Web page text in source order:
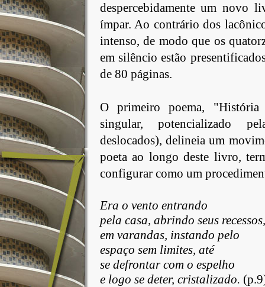
despercebidamente um novo
ímpar. Ao contrário dos
intenso, de modo que os
em silêncio estão
de 80 páginas.
O primeiro poema,
singular, potencializado
deslocados), delineia um
poeta ao longo deste livro,
configurar como um
Era o vento entrando
pela casa, abrindo seus recessos,
emvarandas, instando pelo
espaço sem limites, até
se defrontar com o espelho
e logo se deter, cristalizado.